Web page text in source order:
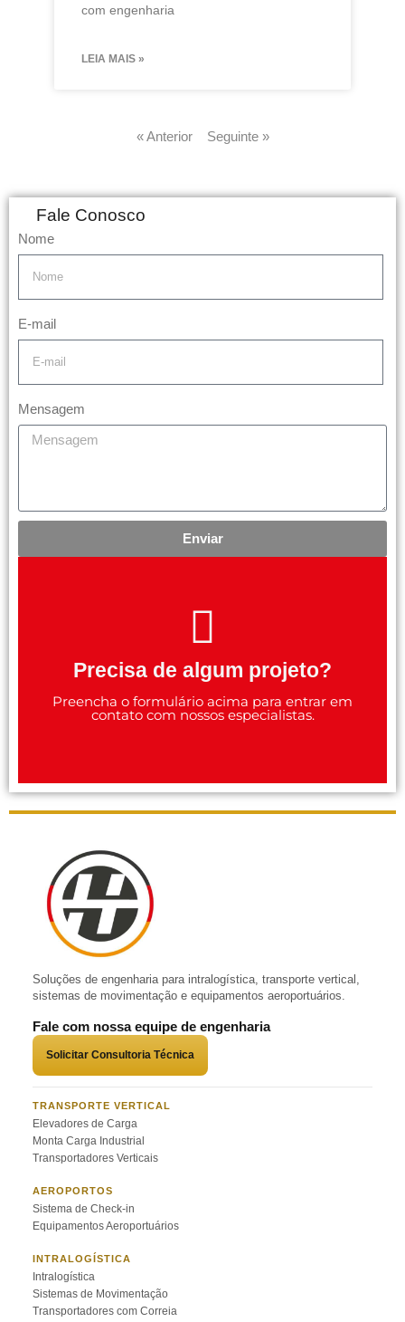
com engenharia
LEIA MAIS »
« Anterior Seguinte »
Fale Conosco
Nome
E-mail
Mensagem
Enviar
Precisa de algum projeto?
Preencha o formulário acima para entrar em
contato com nossos especialistas.
Soluções de engenharia para intralogística, transporte vertical,
sistemas de movimentação e equipamentos aeroportuários.
Fale com nossa equipe de engenharia
Solicitar Consultoria Técnica
TRANSPORTE VERTICAL
Elevadores de Carga
Monta Carga Industrial
Transportadores Verticais
AEROPORTOS
Sistema de Check-in
Equipamentos Aeroportuários
INTRALOGÍSTICA
Intralogística
Sistemas de Movimentação
Transportadores com Correia